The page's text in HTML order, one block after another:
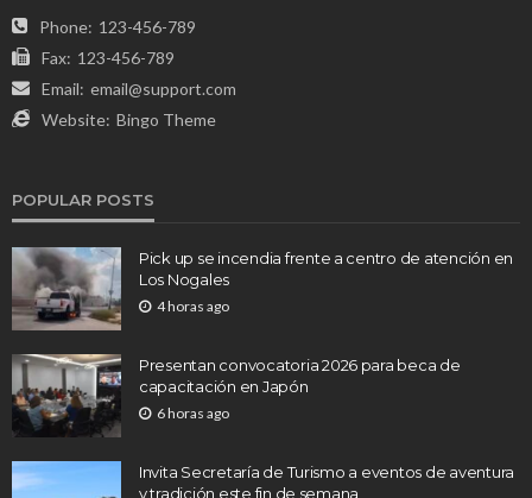
Phone: 123-456-789
Fax: 123-456-789
Email: email@support.com
Website: Bingo Theme
POPULAR POSTS
Pick up se incendia frente a centro de atención en
Los Nogales
4 horas ago
Presentan convocatoria 2026 para beca de
capacitación en Japón
6 horas ago
Invita Secretaría de Turismo a eventos de aventura
y tradición este fin de semana